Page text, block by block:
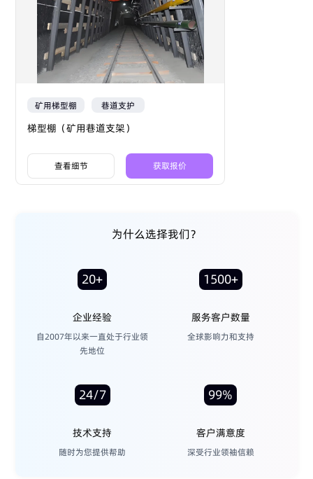
矿用梯型棚 巷道支护
梯型棚（矿用巷道支架）
查看细节 获取报价
为什么选择我们？
20+
企业经验
自2007年以来一直处于行业领
先地位
1500+
服务客户数量
全球影响力和支持
24/7
技术支持
随时为您提供帮助
99%
客户满意度
深受行业领袖信赖